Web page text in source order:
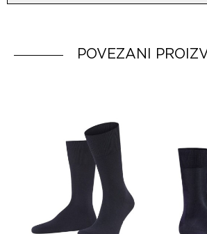
18%Poliamid
POVEZANI